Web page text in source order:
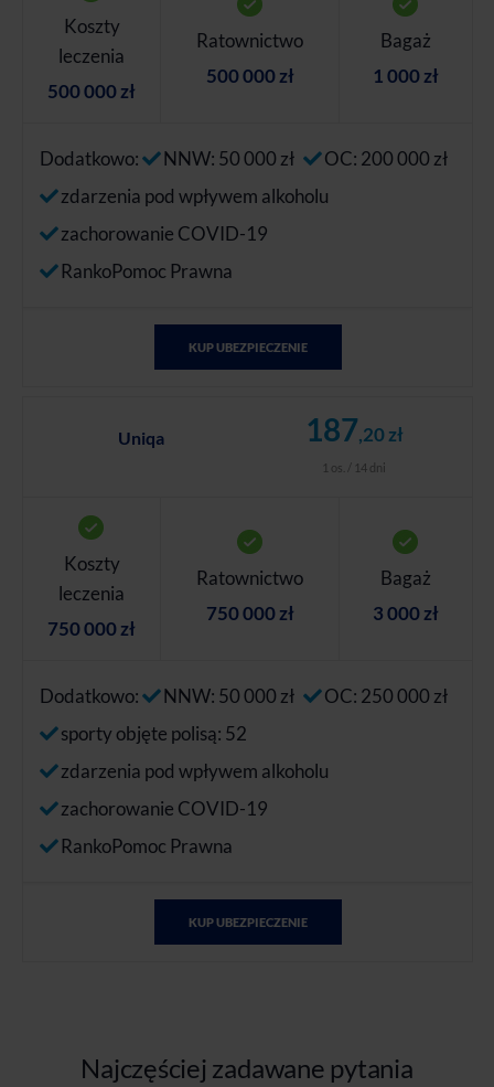
Koszty
leczenia
500 000 zł
Ratownictwo
500 000 zł
Bagaż
1 000 zł
Dodatkowo: NNW: 50 000 zł
OC: 200 000 zł
zdarzenia pod wpływem alkoholu
zachorowanie COVID-19
RankoPomoc Prawna
KUP UBEZPIECZENIE
Uniqa 187,20 zł
1 os. / 14 dni
Koszty
leczenia
750 000 zł
Ratownictwo
750 000 zł
Bagaż
3 000 zł
Dodatkowo: NNW: 50 000 zł
OC: 250 000 zł
sporty objęte polisą: 52
zdarzenia pod wpływem alkoholu
zachorowanie COVID-19
RankoPomoc Prawna
KUP UBEZPIECZENIE
Najczęściej zadawane pytania